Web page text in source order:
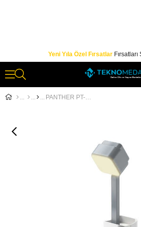
Yeni Yıla Özel FırsatlarFırsatları
PANTHER PT-975 USB ŞARJLI EL FENERİ